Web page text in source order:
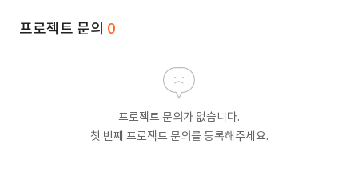
프로젝트 문의 0
프로젝트 문의가 없습니다.
첫 번째 프로젝트 문의를 등록해주세요.